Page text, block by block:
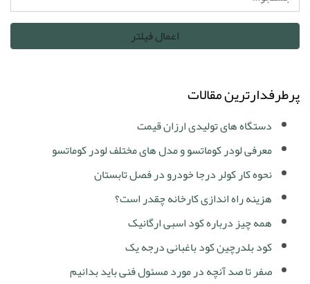
پرطرفدارترین مقالات
دستگاه های تولیدی ارزان قیمت
معرفی لودر کوماتسو و مدل های مختلف لودر کوماتسو
نحوه کار کولر درجا خودرو در فصل تابستان
هزینه راه اندازی کارخانه چقدر است؟
همه چیز درباره کود اسبی ارگانیک
کود بلدرچین کود باغبانی درجه یک
صفر تا صد آنچه در مورد مسئول فنی باید بدانیم